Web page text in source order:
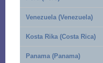
Venezuela (Venezuela)
Kosta Rika (Costa Rica)
Panama (Panama)